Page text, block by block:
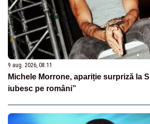
9 aug. 2026, 08:11
Michele Morrone, apariție surpriză la
iubesc pe români”